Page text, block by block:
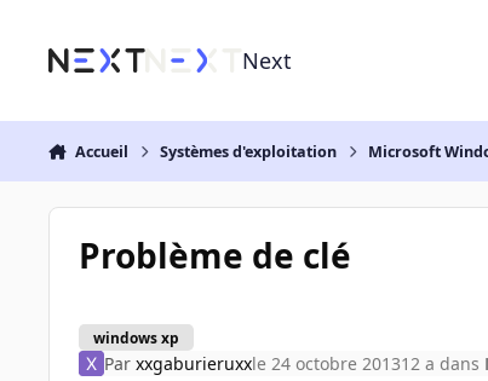
Next
Accueil Systèmes d'exploitation Microsoft
Problème de clé
windows xp
Par xxgaburieruxxle 24 octobre 201312 a dans